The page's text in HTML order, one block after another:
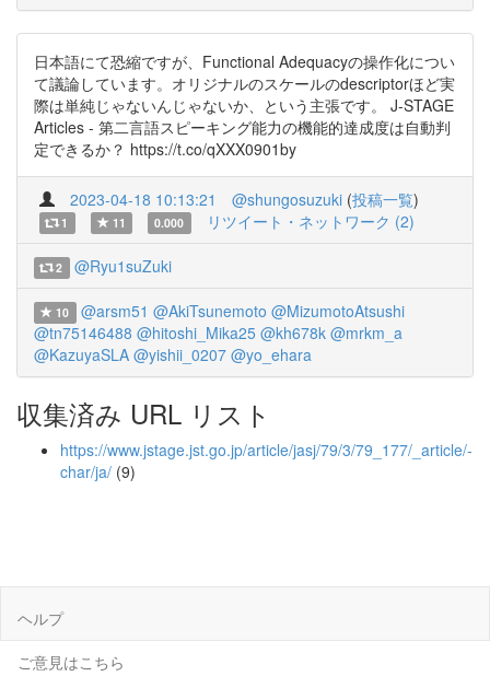
日本語にて恐縮ですが、Functional Adequacyの操作化につい
て議論しています。オリジナルのスケールのdescriptorほど実
際は単純じゃないんじゃないか、という主張です。 J-STAGE
Articles - 第二言語スピーキング能力の機能的達成度は自動判
定できるか？ https://t.co/qXXX0901by
2023-04-18 10:13:21 @shungosuzuki (投稿一覧)
1 11 0.000 リツイート・ネットワーク (2)
2 @Ryu1suZuki
10 @arsm51 @AkiTsunemoto @MizumotoAtsushi
@tn75146488 @hitoshi_Mika25 @kh678k @mrkm_a
@KazuyaSLA @yishii_0207 @yo_ehara
収集済み URL リスト
https://www.jstage.jst.go.jp/article/jasj/79/3/79_177/_article/-
char/ja/ (9)
ヘルプ
ご意見はこちら